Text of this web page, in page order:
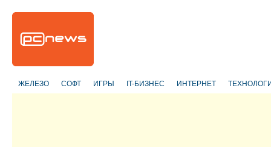
ЖЕЛЕЗО СОФТ ИГРЫ IT-БИЗНЕС ИНТЕРНЕТ